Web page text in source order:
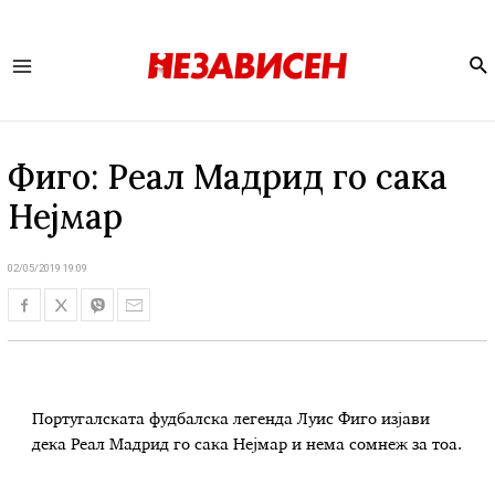
Фиго: Реал Мадрид го сака
Нејмар
02/05/2019 19:09
Португалската фудбалска легенда Луис Фиго изјави
дека Реал Мадрид го сака Нејмар и нема сомнеж за тоа.